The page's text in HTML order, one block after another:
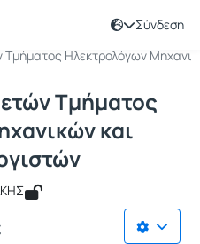
Σύνδεση
Tμήματος Ηλεκτρολόγων
Πρωτοετών
Tμήματος
και